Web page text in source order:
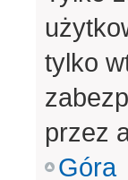
tylko
przez
Góra